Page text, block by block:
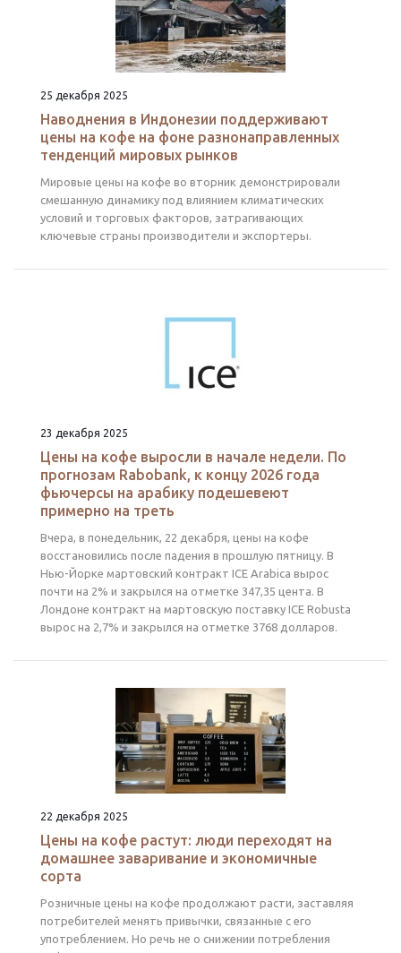
25 декабря 2025
Наводнения в Индонезии поддерживают
цены на кофе на фоне разнонаправленных
тенденций мировых рынков
Мировые цены на кофе во вторник демонстрировали
смешанную динамику под влиянием климатических
условий и торговых факторов, затрагивающих
ключевые страны производители и экспортеры.
23 декабря 2025
Цены на кофе выросли в начале недели. По
прогнозам Rabobank, к концу 2026 года
фьючерсы на арабику подешевеют
примерно на треть
Вчера, в понедельник, 22 декабря, цены на кофе
восстановились после падения в прошлую пятницу. В
Нью-Йорке мартовский контракт ICE Arabica вырос
почти на 2% и закрылся на отметке 347,35 цента. В
Лондоне контракт на мартовскую поставку ICE Robusta
вырос на 2,7% и закрылся на отметке 3768 долларов.
22 декабря 2025
Цены на кофе растут: люди переходят на
домашнее заваривание и экономичные
сорта
Розничные цены на кофе продолжают расти, заставляя
потребителей менять привычки, связанные с его
употреблением. Но речь не о снижении потребления